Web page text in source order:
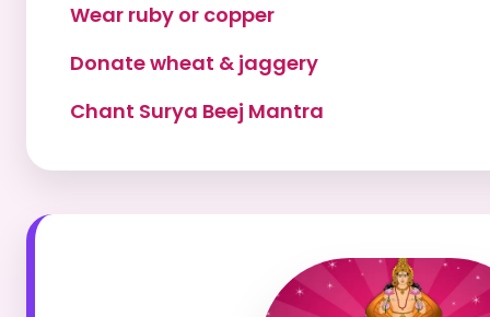
Wear ruby or copper
Donate wheat & jaggery
Chant Surya Beej Mantra